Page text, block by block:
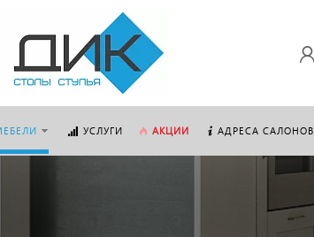
УСЛУГИ АКЦИИ АДРЕСА САЛОНОВ